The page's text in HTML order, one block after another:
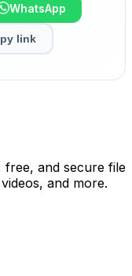
WhatsApp
link
free, and secure file
and more.